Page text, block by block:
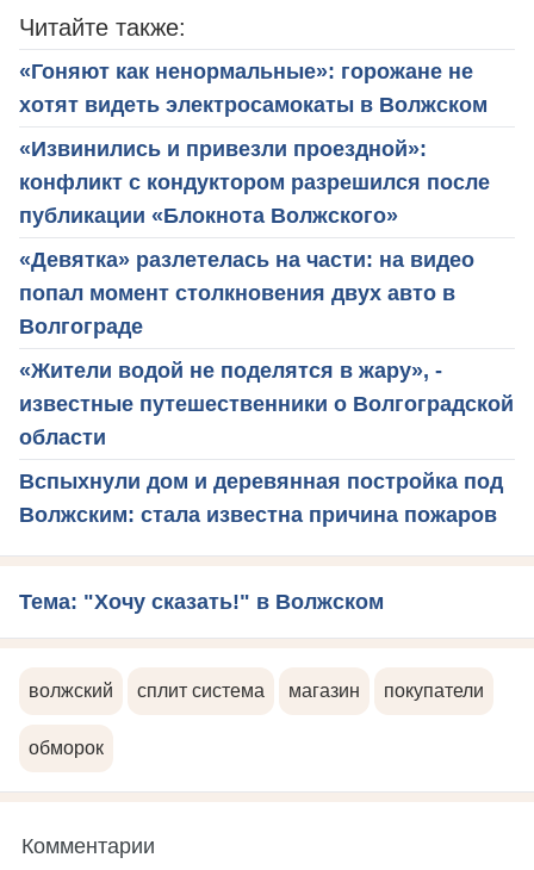
Читайте также:
«Гоняют как ненормальные»: горожане не
хотят видеть электросамокаты в Волжском
«Извинились и привезли проездной»:
конфликт с кондуктором разрешился после
публикации «Блокнота Волжского»
«Девятка» разлетелась на части: на видео
попал момент столкновения двух авто в
Волгограде
«Жители водой не поделятся в жару», -
известные путешественники о Волгоградской
области
Вспыхнули дом и деревянная постройка под
Волжским: стала известна причина пожаров
Тема: "Хочу сказать!" в Волжском
волжский сплит система магазин покупатели
обморок
Комментарии